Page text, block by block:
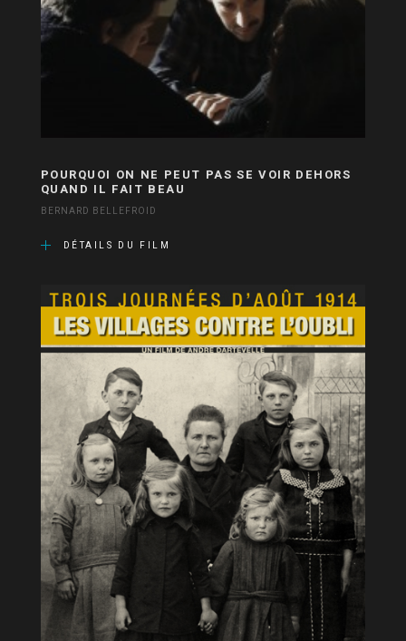
POURQUOI ON NE PEUT PAS SE VOIR DEHORS
QUAND IL FAIT BEAU
BERNARD BELLEFROID
DÉTAILS DU FILM